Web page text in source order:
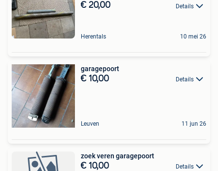
€ 20,00 Details
Herentals 10 mei 26
garagepoort
€ 10,00 Details
Leuven 11 jun 26
zoek veren garagepoort
€ 10,00 Details